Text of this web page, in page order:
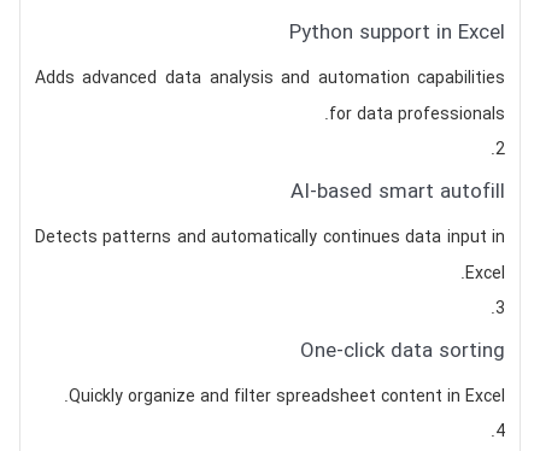
Python support in Excel
Adds advanced data analysis and automation capabilities
for data professionals.
AI-based smart autofill
Detects patterns and automatically continues data input in
Excel.
One-click data sorting
Quickly organize and filter spreadsheet content in Excel.